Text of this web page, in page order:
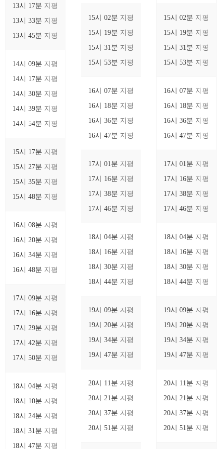
13시 17분 지평
13시 33분 지평
13시 45분 지평
14시 09분 지평
14시 17분 지평
14시 30분 지평
14시 39분 지평
14시 54분 지평
15시 17분 지평
15시 27분 지평
15시 35분 지평
15시 48분 지평
16시 08분 지평
16시 20분 지평
16시 34분 지평
16시 48분 지평
17시 09분 지평
17시 16분 지평
17시 29분 지평
17시 42분 지평
17시 50분 지평
18시 04분 지평
18시 10분 지평
18시 24분 지평
18시 31분 지평
18시 47분 지평
15시 02분 지평
15시 19분 지평
15시 31분 지평
15시 53분 지평
16시 07분 지평
16시 18분 지평
16시 36분 지평
16시 47분 지평
17시 01분 지평
17시 16분 지평
17시 38분 지평
17시 46분 지평
18시 04분 지평
18시 16분 지평
18시 30분 지평
18시 44분 지평
19시 09분 지평
19시 20분 지평
19시 34분 지평
19시 47분 지평
20시 11분 지평
20시 21분 지평
20시 37분 지평
20시 51분 지평
15시 02분 지평
15시 19분 지평
15시 31분 지평
15시 53분 지평
16시 07분 지평
16시 18분 지평
16시 36분 지평
16시 47분 지평
17시 01분 지평
17시 16분 지평
17시 38분 지평
17시 46분 지평
18시 04분 지평
18시 16분 지평
18시 30분 지평
18시 44분 지평
19시 09분 지평
19시 20분 지평
19시 34분 지평
19시 47분 지평
20시 11분 지평
20시 21분 지평
20시 37분 지평
20시 51분 지평